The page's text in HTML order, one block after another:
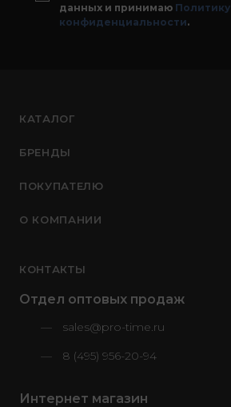
данных и принимаю Политику
конфиденциальности.
КАТАЛОГ
БРЕНДЫ
ПОКУПАТЕЛЮ
О КОМПАНИИ
КОНТАКТЫ
Отдел оптовых продаж
sales@pro-time.ru
8 (495) 956-20-94
Интернет магазин